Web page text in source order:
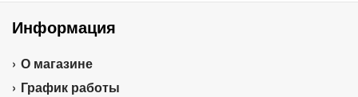
Информация
О магазине
График работы